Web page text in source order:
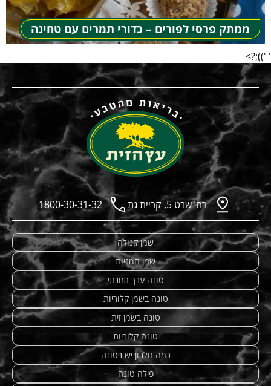
ממתק פרסי לפורים – כדורי תמרים עם טחינה
' '));?>
רח’ שבט 5, קריית גת 1800-30-31-32
שמן קנולה
שמן חמניות
טונה ערך תזונתי
טונה בשמן קלוריות
טונה בשמן זית
טונה קלוריות
כמה חלבון יש בטונה
פילה טונה